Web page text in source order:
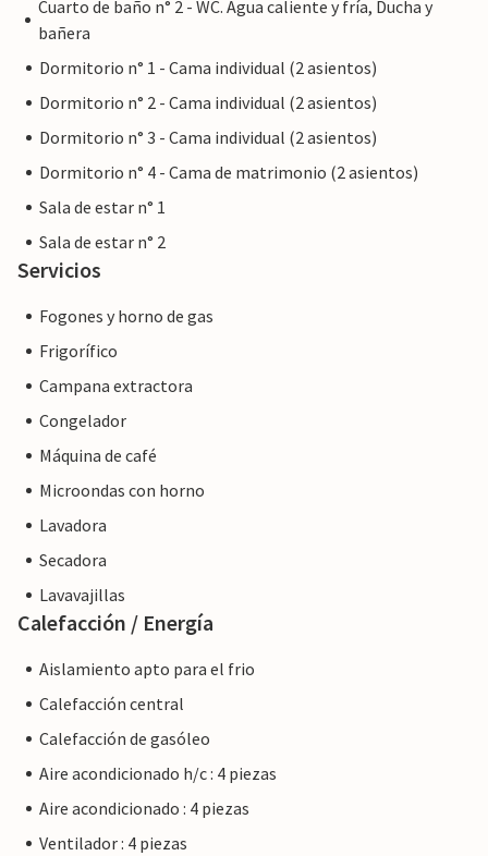
Cuarto de baño n° 2 - WC. Agua caliente y fría, Ducha y
bañera
Dormitorio n° 1 - Cama individual (2 asientos)
Dormitorio n° 2 - Cama individual (2 asientos)
Dormitorio n° 3 - Cama individual (2 asientos)
Dormitorio n° 4 - Cama de matrimonio (2 asientos)
Sala de estar n° 1
Sala de estar n° 2
Servicios
Fogones y horno de gas
Frigorífico
Campana extractora
Congelador
Máquina de café
Microondas con horno
Lavadora
Secadora
Lavavajillas
Calefacción / Energía
Aislamiento apto para el frio
Calefacción central
Calefacción de gasóleo
Aire acondicionado h/c : 4 piezas
Aire acondicionado : 4 piezas
Ventilador : 4 piezas